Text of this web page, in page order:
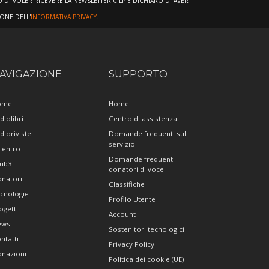
DELL'INFORMATIVA PRIVACY.
SUPPORTO
Home
Centro di assistenza
Domande frequenti sul
servizio
Domande frequenti –
donatori di voce
Classifiche
Profilo Utente
Account
Sostenitori tecnologici
Privacy Policy
Politica dei cookie (UE)